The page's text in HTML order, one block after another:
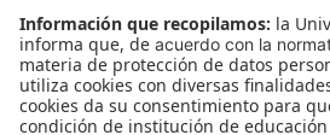
CONTÁCTANOS
cerosetenta@uniandes.edu.co
BOGOTÁ, COLOMBIA